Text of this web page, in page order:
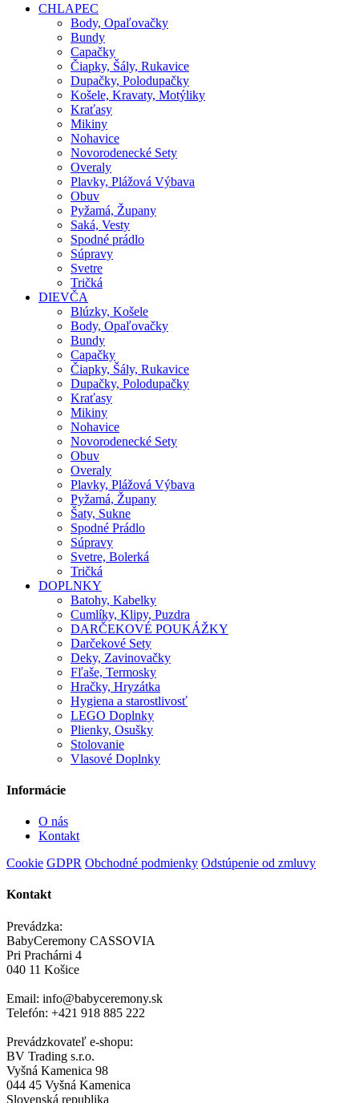
CHLAPEC
Body, Opaľovačky
Bundy
Capačky
Čiapky, Šály, Rukavice
Dupačky, Polodupačky
Košele, Kravaty, Motýliky
Kraťasy
Mikiny
Nohavice
Novorodenecké Sety
Overaly
Plavky, Plážová Výbava
Obuv
Pyžamá, Župany
Saká, Vesty
Spodné prádlo
Súpravy
Svetre
Tričká
DIEVČA
Blúzky, Košele
Body, Opaľovačky
Bundy
Capačky
Čiapky, Šály, Rukavice
Dupačky, Polodupačky
Kraťasy
Mikiny
Nohavice
Novorodenecké Sety
Obuv
Overaly
Plavky, Plážová Výbava
Pyžamá, Župany
Šaty, Sukne
Spodné Prádlo
Súpravy
Svetre, Bolerká
Tričká
DOPLNKY
Batohy, Kabelky
Cumlíky, Klipy, Puzdra
DARČEKOVÉ POUKÁŽKY
Darčekové Sety
Deky, Zavinovačky
Fľaše, Termosky
Hračky, Hryzátka
Hygiena a starostlivosť
LEGO Doplnky
Plienky, Osušky
Stolovanie
Vlasové Doplnky
Informácie
O nás
Kontakt
Cookie GDPR Obchodné podmienky Odstúpenie od zmluvy
Kontakt
Prevádzka:
BabyCeremony CASSOVIA
Pri Prachárni 4
040 11 Košice
Email: info@babyceremony.sk
Telefón: +421 918 885 222
Prevádzkovateľ e-shopu:
BV Trading s.r.o.
Vyšná Kamenica 98
044 45 Vyšná Kamenica
Slovenská republika